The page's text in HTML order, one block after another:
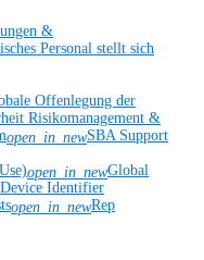
&
Personal stellt sich
Offenlegung der
Risikomanagement &
open_in_newSBA Support
open_in_newGlobal
Identifier
open_in_newRep